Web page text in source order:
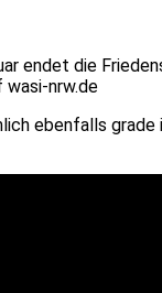
endet die
wasi-nrw.de
ebenfalls